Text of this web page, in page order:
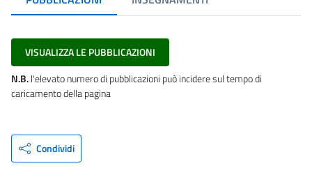
VISUALIZZA LE PUBBLICAZIONI
N.B.l'elevato numero di pubblicazioni può incidere sul tempo di
caricamento della pagina
Condividi